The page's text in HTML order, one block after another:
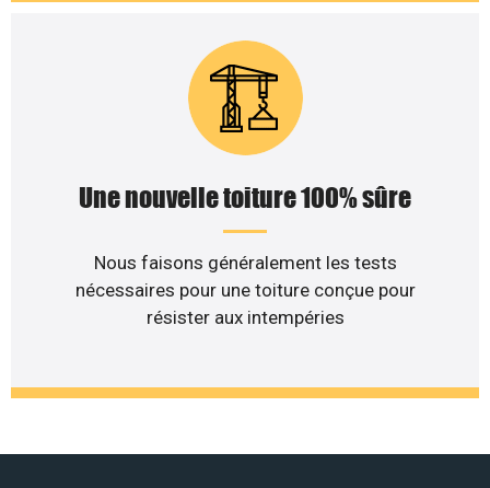
Une nouvelle toiture 100% sûre
Nous faisons généralement les tests
nécessaires pour une toiture conçue pour
résister aux intempéries